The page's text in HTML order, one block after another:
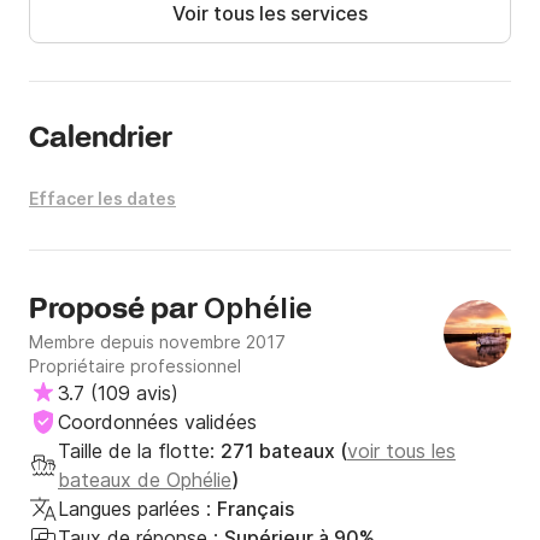
   > Départs les vendredis, samedis et lundis. Accueil
   > Retour J+7 à 9h
- Mini-Semaine :
   > Embarquement et initiation 15h-18h
- Weekend :
   > Accueil Vendredi à partir de 16h (ou Samedi matin
à partir de 10h)
   > Embarquement et initiation 16h-18h (ou Samedi
matin : 10-12h)
   > Retour Lundi matin à 9h
Voir tous les services
Calendrier
Effacer les dates
Proposé par Ophélie
Membre depuis novembre 2017
Propriétaire professionnel
3.7 (109 avis)
Coordonnées validées
Taille de la flotte: 271 bateaux (voir tous les
bateaux de Ophélie)
Langues parlées : Français